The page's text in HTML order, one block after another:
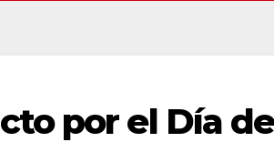
por el Día de